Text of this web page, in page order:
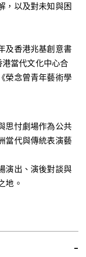
，以及對未知與困
及香港兆基創意書
港當代文化中心合
榮念曾青年藝術學
思忖劇場作為公共
當代與傳統表演藝
演出、演後對談與
地。
-